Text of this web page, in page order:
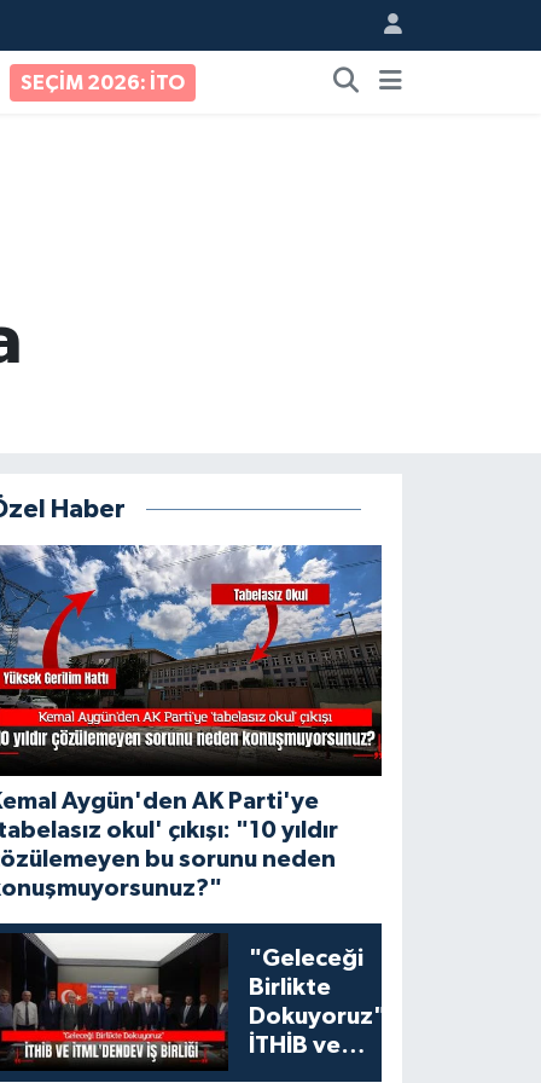
SEÇİM 2026: İTO
Haber
Aygün'den AK Parti'ye
okul' çıkışı: "10 yıldır
bu sorunu neden
"Geleceği
Birlikte
Dokuyoruz":
İTHİB ve